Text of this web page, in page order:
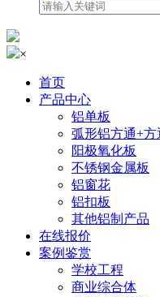
×
首页
产品中心
铝单板
弧形铝方通+方
阳极氧化板
不锈钢金属板
铝窗花
铝扣板
其他铝制产品
在线报价
案例鉴赏
学校工程
商业综合体